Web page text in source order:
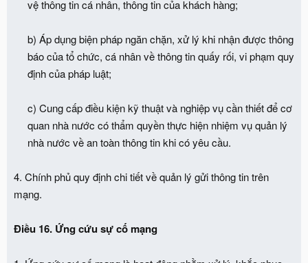
vệ thông tin cá nhân, thông tin của khách hàng;
b) Áp dụng biện pháp ngăn chặn, xử lý khi nhận được thông
báo của tổ chức, cá nhân về thông tin quấy rối, vi phạm quy
định của pháp luật;
c) Cung cấp điều kiện kỹ thuật và nghiệp vụ cần thiết để cơ
quan nhà nước có thẩm quyền thực hiện nhiệm vụ quản lý
nhà nước về an toàn thông tin khi có yêu cầu.​
4. Chính phủ quy định chi tiết về quản lý gửi thông tin trên
mạng.
Điều 16. Ứng cứu sự cố mạng